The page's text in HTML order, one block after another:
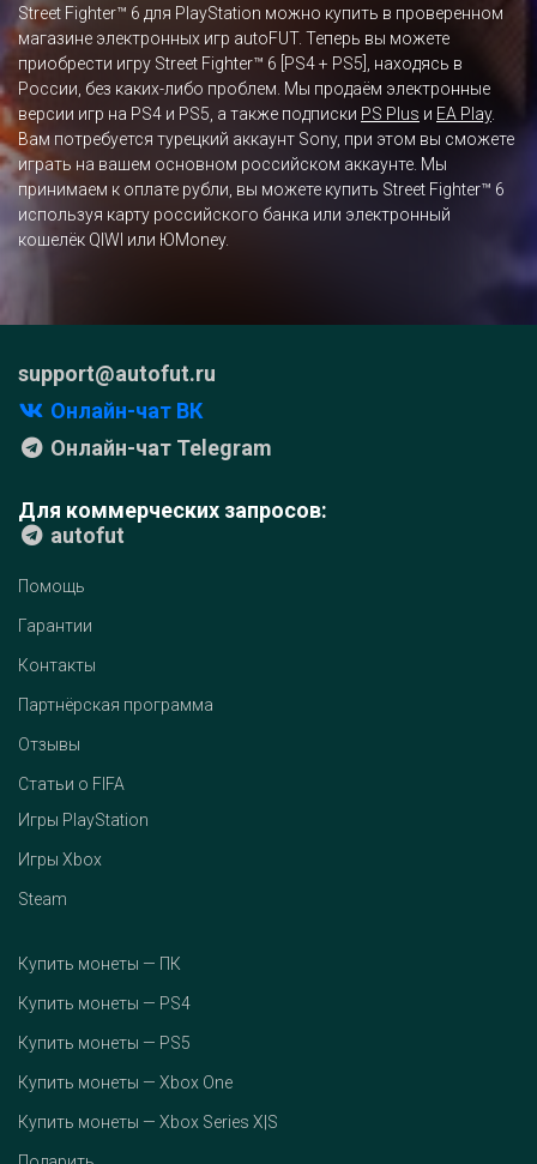
Street Fighter™ 6 для PlayStation можно купить в проверенном
магазине электронных игр autoFUT. Теперь вы можете
приобрести игру Street Fighter™ 6 [PS4 + PS5], находясь в
России, без каких-либо проблем. Мы продаём электронные
версии игр на PS4 и PS5, а также подписки PS Plus и EA Play.
Вам потребуется турецкий аккаунт Sony, при этом вы сможете
играть на вашем основном российском аккаунте. Мы
принимаем к оплате рубли, вы можете купить Street Fighter™ 6
используя карту российского банка или электронный
кошелёк QIWI или ЮMoney.
support@autofut.ru
Онлайн-чат ВК
Онлайн-чат Telegram
Для коммерческих запросов:
autofut
Помощь
Гарантии
Контакты
Партнёрская программа
Отзывы
Статьи о FIFA
Игры PlayStation
Игры Xbox
Steam
Купить монеты — ПК
Купить монеты — PS4
Купить монеты — PS5
Купить монеты — Xbox One
Купить монеты — Xbox Series X|S